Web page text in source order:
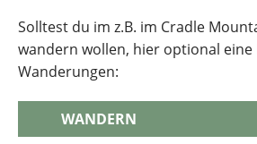
Solltest du im z.B. im Cradle
wandern wollen, hier optional eine
Wanderungen:
WANDERN